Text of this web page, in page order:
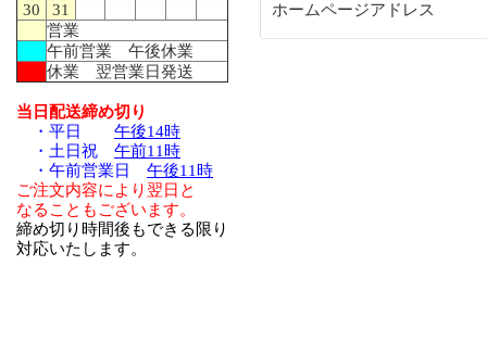
30
31
営業
午前営業 午後休業
休業 翌営業日発送
当日配送締め切り
・平日 午後14時
・土日祝 午前11時
・午前営業日 午後11時
ご注文内容により翌日と
なることもございます。
締め切り時間後もできる限り
対応いたします。
ホームページアドレス